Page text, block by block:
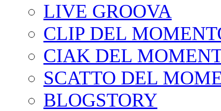
LIVE GROOVA
CLIP DEL
CIAK DEL
SCATTO DEL
BLOGSTORY